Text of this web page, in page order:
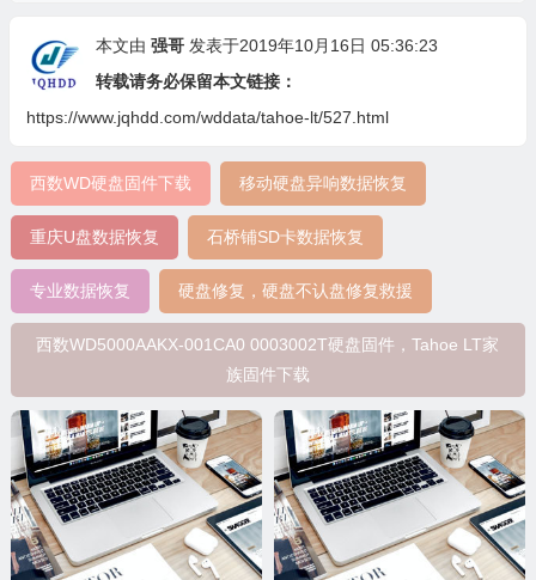
本文由 强哥 发表于2019年10月16日 05:36:23
转载请务必保留本文链接：
https://www.jqhdd.com/wddata/tahoe-lt/527.html
西数WD硬盘固件下载 移动硬盘异响数据恢复
重庆U盘数据恢复 石桥铺SD卡数据恢复
专业数据恢复 硬盘修复，硬盘不认盘修复救援
西数WD5000AAKX-001CA0 0003002T硬盘固件，Tahoe LT家
族固件下载